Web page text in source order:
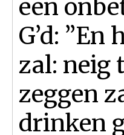
een
G’d:
zal: neig
zeggen
drinken